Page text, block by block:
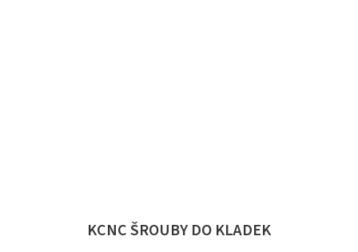
KCNC ŠROUBY DO KLADEK